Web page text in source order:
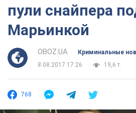
пули снайпера
Марьинкой
OBOZ.UA
Криминальные
8.08.2017 17:26
19,6 т.
768